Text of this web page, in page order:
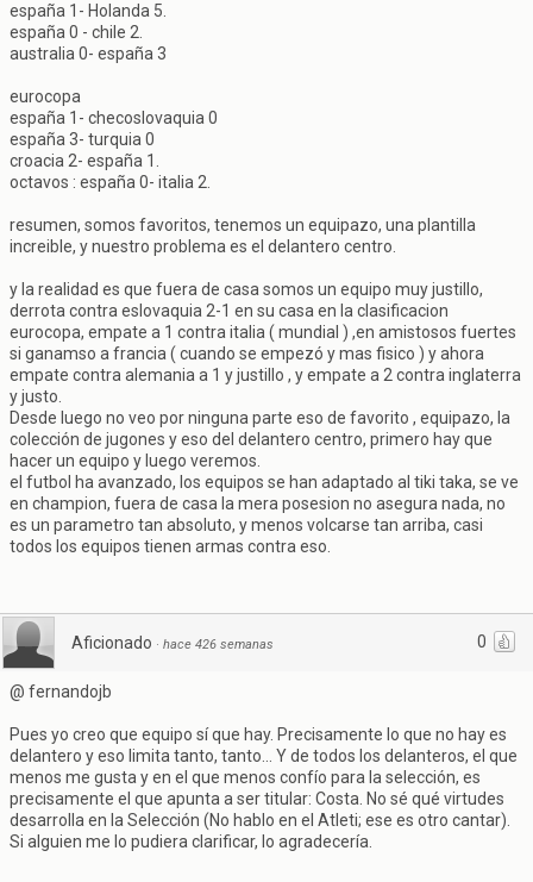
españa 1- Holanda 5.
españa 0 - chile 2.
australia 0- españa 3
eurocopa
españa 1- checoslovaquia 0
españa 3- turquia 0
croacia 2- españa 1.
octavos : españa 0- italia 2.
resumen, somos favoritos, tenemos un equipazo, una plantilla
increible, y nuestro problema es el delantero centro.
y la realidad es que fuera de casa somos un equipo muy justillo,
derrota contra eslovaquia 2-1 en su casa en la clasificacion
eurocopa, empate a 1 contra italia ( mundial ) ,en amistosos fuertes
si ganamso a francia ( cuando se empezó y mas fisico ) y ahora
empate contra alemania a 1 y justillo , y empate a 2 contra inglaterra
y justo.
Desde luego no veo por ninguna parte eso de favorito , equipazo, la
colección de jugones y eso del delantero centro, primero hay que
hacer un equipo y luego veremos.
el futbol ha avanzado, los equipos se han adaptado al tiki taka, se ve
en champion, fuera de casa la mera posesion no asegura nada, no
es un parametro tan absoluto, y menos volcarse tan arriba, casi
todos los equipos tienen armas contra eso.
0
Aficionado · hace 426 semanas
@ fernandojb
Pues yo creo que equipo sí que hay. Precisamente lo que no hay es
delantero y eso limita tanto, tanto... Y de todos los delanteros, el que
menos me gusta y en el que menos confío para la selección, es
precisamente el que apunta a ser titular: Costa. No sé qué virtudes
desarrolla en la Selección (No hablo en el Atleti; ese es otro cantar).
Si alguien me lo pudiera clarificar, lo agradecería.